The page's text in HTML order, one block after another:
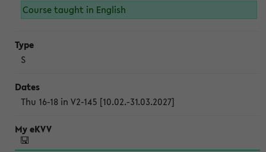
Course taught in English
S
Thu 16-18 in V2-145 [10.02.-31.03.2027]